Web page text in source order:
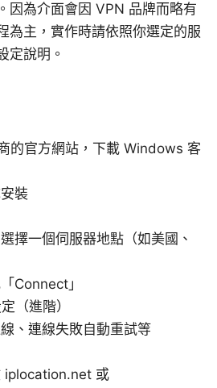
因為介面會因 VPN 品牌而略有
為主，實作時請依照你選定的服
定說明。
的官方網站，下載 Windows 客
裝
擇一個伺服器地點（如美國、
Connect」
（進階）
、連線失敗自動重試等
iplocation.net 或